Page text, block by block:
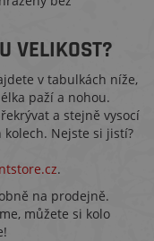
VELIKOST?
v tabulkách níže,
paží a nohou.
a stejně vysocí
Nejste si jistí?
.
na prodejně.
můžete si kolo